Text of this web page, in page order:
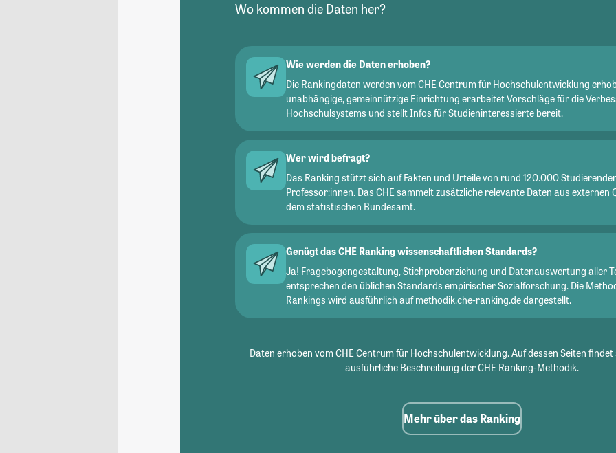
Wo kommen die Daten her?
Wie werden die Daten erhoben?
Die Rankingdaten werden vom CHE Centrum für Hochschulentwicklung
unabhängige, gemeinnützige Einrichtung erarbeitet Vorschläge für die
Hochschulsystems und stellt Infos für Studieninteressierte bereit.
Wer wird befragt?
Das Ranking stützt sich auf Fakten und Urteile von rund 120.000
Professor:innen. Das CHE sammelt zusätzliche relevante Daten aus externen
dem statistischen Bundesamt.
Genügt das CHE Ranking wissenschaftlichen Standards?
Ja! Fragebogengestaltung, Stichprobenziehung und Datenauswertung aller
entsprechen den üblichen Standards empirischer Sozialforschung. Die
Rankings wird ausführlich auf methodik.che-ranking.de dargestellt.
Daten erhoben vom CHE Centrum für Hochschulentwicklung. Auf dessen Seiten findet
ausführliche Beschreibung der CHE Ranking-Methodik.
Mehr über das Ranking